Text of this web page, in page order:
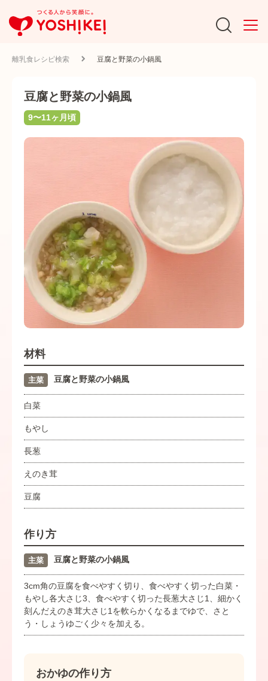
離乳食レシピ検索 豆腐と野菜の小鍋風
豆腐と野菜の小鍋風
9〜11ヶ月頃
材料
主菜 豆腐と野菜の小鍋風
白菜
もやし
長葱
えのき茸
豆腐
作り方
主菜 豆腐と野菜の小鍋風
3cm角の豆腐を食べやすく切り、食べやすく切った白菜・
もやし各大さじ3、食べやすく切った長葱大さじ1、細かく
刻んだえのき茸大さじ1を軟らかくなるまでゆで、さと
う・しょうゆごく少々を加える。
おかゆの作り方